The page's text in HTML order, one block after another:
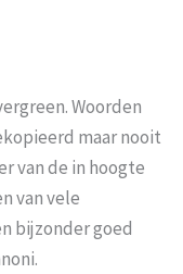
Woorden
maar nooit
van de in hoogte
van vele
bijzonder goed